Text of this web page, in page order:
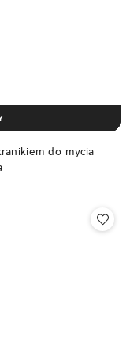
do mycia